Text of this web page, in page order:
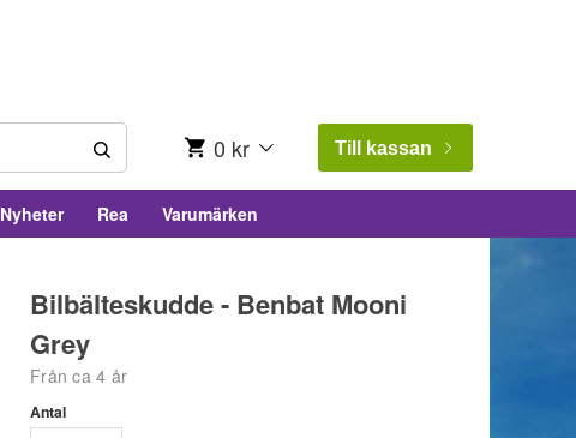
0 kr Till kassan
Nyheter Rea Varumärken
Bilbälteskudde - Benbat Mooni
Grey
Från ca 4 år
Antal